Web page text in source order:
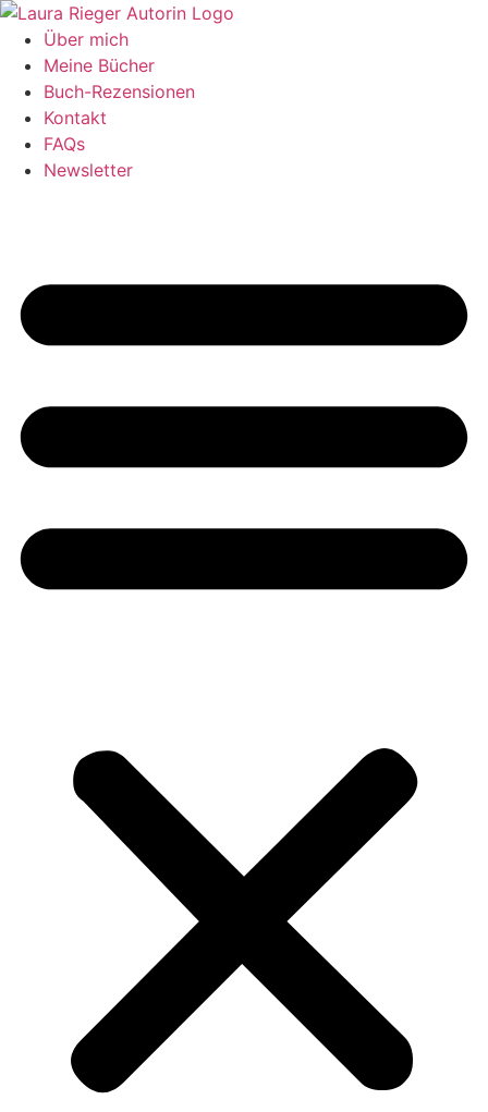
Zum
Inhalt
springen
Über mich
Meine Bücher
Buch-Rezensionen
Kontakt
FAQs
Newsletter